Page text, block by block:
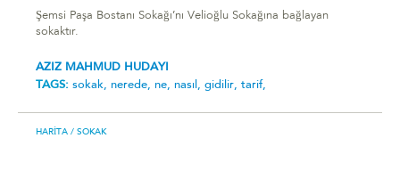
Şemsi Paşa Bostanı Sokağı’nı Velioğlu Sokağına bağlayan
sokaktır.
AZIZ MAHMUD HUDAYI
TAGS: sokak, nerede, ne, nasıl, gidilir, tarif,
HARITA / SOKAK